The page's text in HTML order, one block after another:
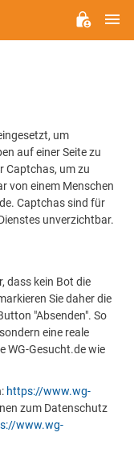
um
auf einer Seite zu
Captchas, um zu
von einem Menschen
Captchas sind für
unverzichtbar.
dass kein Bot die
Sie daher die
"Absenden". So
eine reale
WG-Gesucht.de wie
https://www.wg-
zum Datenschutz
www.wg-